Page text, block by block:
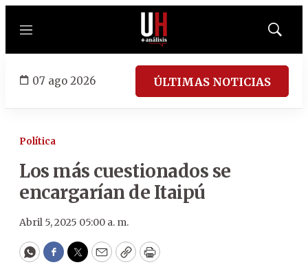
Menú
Mostrar
07 ago 2026 ÚLTIMAS NOTICIAS
Política
Los más cuestionados se
encargarían de Itaipú
Abril 5, 2025 05:00 a. m.
WhatsApp
Facebook
Twitter
EmailCopyPrint